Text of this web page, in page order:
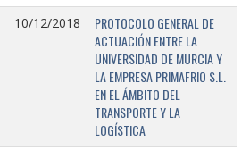
10/12/2018
PROTOCOLO GENERAL DE
ACTUACIÓN ENTRE LA
UNIVERSIDAD DE MURCIA Y
LA EMPRESA PRIMAFRIO S.L.
EN EL ÁMBITO DEL
TRANSPORTE Y LA
LOGÍSTICA